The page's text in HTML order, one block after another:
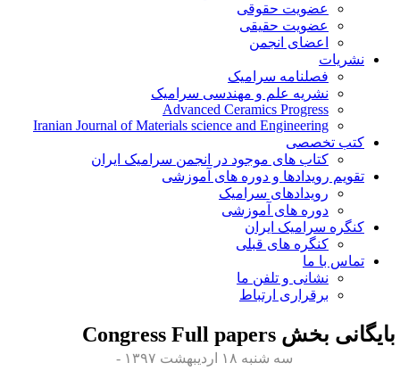
عضویت حقوقی
عضویت حقیقی
اعضای انجمن
نشریات
فصلنامه سرامیک
نشریه علم و مهندسی سرامیک
Advanced Ceramics Progress
Iranian Journal of Materials science and Engineering
کتب تخصصی
کتاب های موجود در انجمن سرامیک ایران
تقویم رویدادها و دوره های آموزشی
رویدادهای سرامیک
دوره های آموزشی
کنگره سرامیک ایران
کنگره های قبلی
تماس با ما
نشانی و تلفن ما
برقراری ارتباط
بخشCongress Full papers
سه شنبه ۱۸ اردیبهشت ۱۳۹۷ -